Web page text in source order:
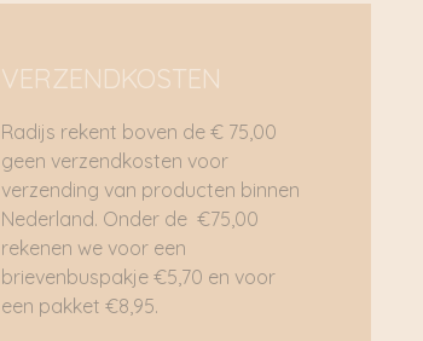
VERZENDKOSTEN
Radijs rekent boven de € 75,00
geen verzendkosten voor
verzending van producten binnen
Nederland. Onder de €75,00
rekenen we voor een
brievenbuspakje €5,70 en voor
een pakket €8,95.